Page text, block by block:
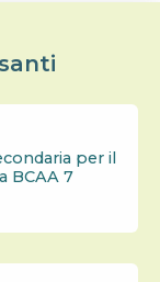
per il
BCAA 7